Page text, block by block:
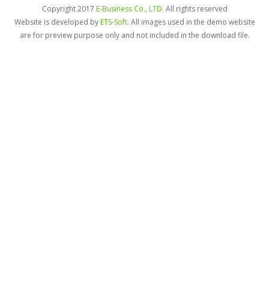
Copyright 2017 E-Business Co., LTD. All rights reserved
Website is developed byETS-Soft. All images used in the demo website
are for preview purpose only and not included in the download file.